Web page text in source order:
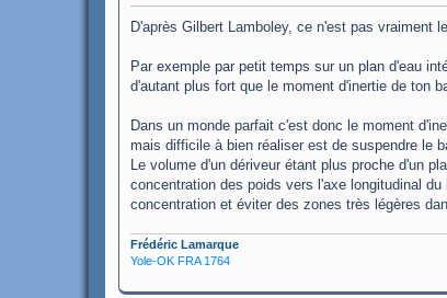
s
e
D'après Gilbert Lamboley, ce n'est pas vraiment
Par exemple par petit temps sur un plan d'eau
d'autant plus fort que le moment d'inertie de ton
Dans un monde parfait c'est donc le moment
mais difficile à bien réaliser est de suspendre le
Le volume d'un dériveur étant plus proche d'un
concentration des poids vers l'axe longitudinal
concentration et éviter des zones très légères
Frédéric Lamarque
Yole-OK FRA 1764